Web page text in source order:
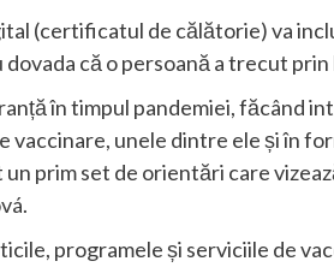
(certificatul de călătorie) va
că o persoană a trecut prin
în timpul pandemiei, făcând
unele dintre ele și în
prim set de orientări care
programele și serviciile de